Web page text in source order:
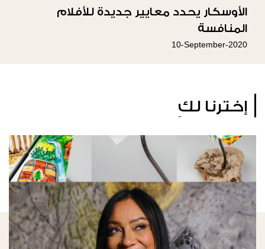
الأوسكار يحدد معايير جديدة للأفلام
المنافسة
10-September-2020
إخترنا لكِ